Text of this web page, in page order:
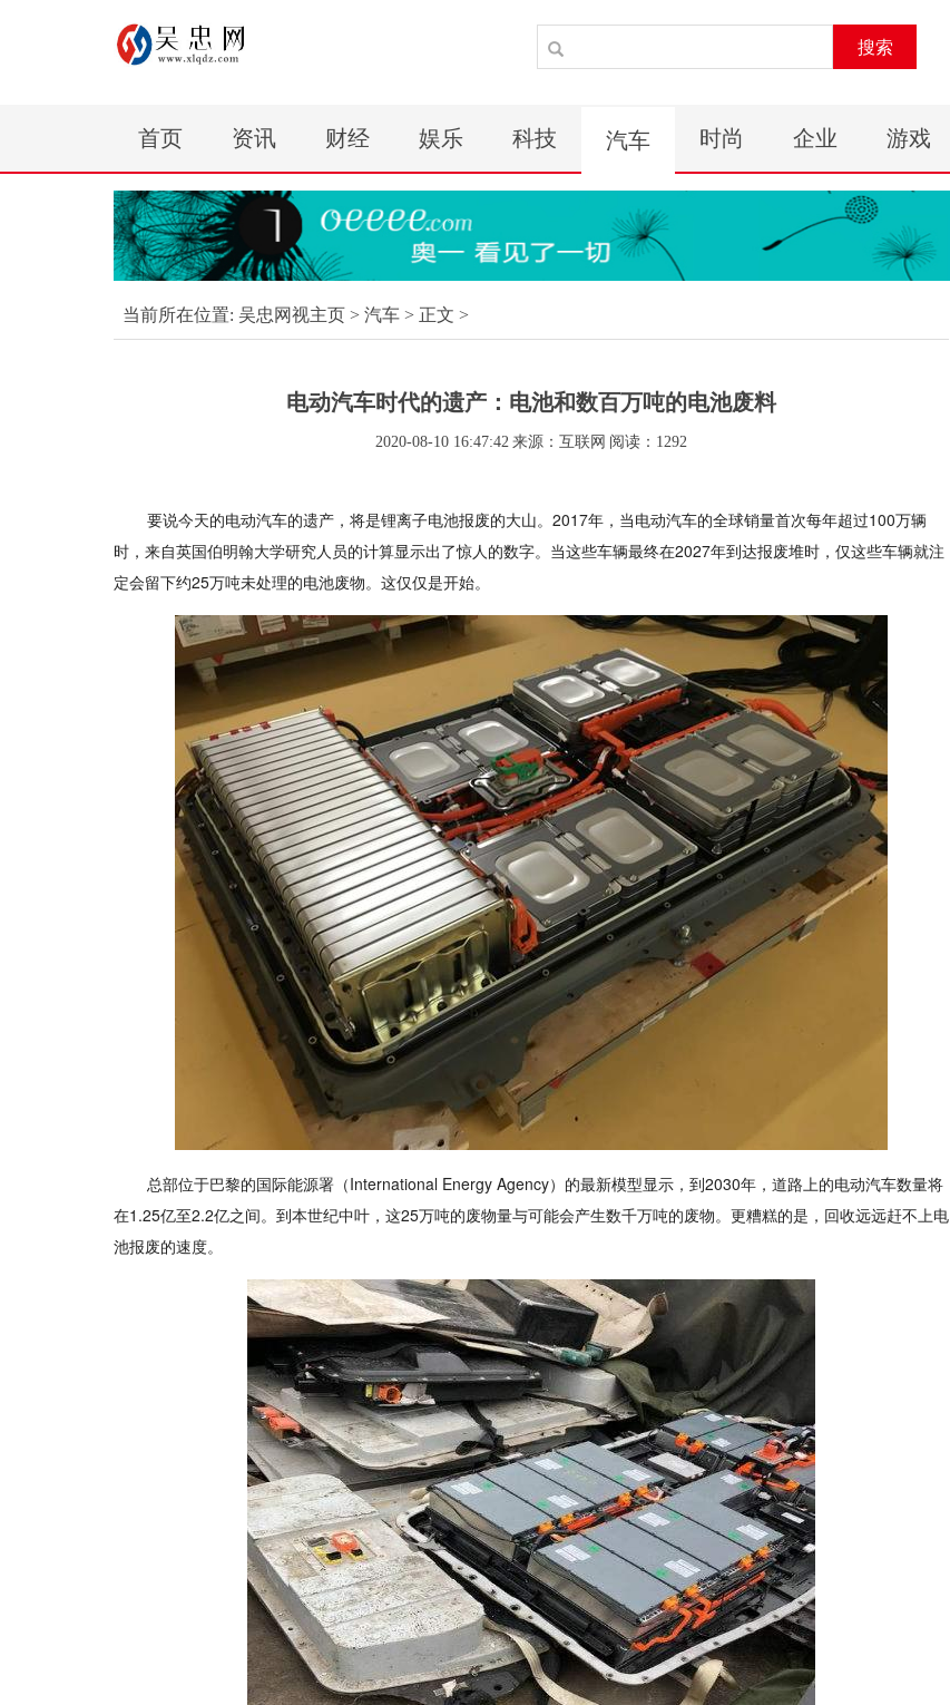
搜索
首页 资讯 财经 娱乐 科技 汽车 时尚 企业 游戏
当前所在位置: 吴忠网视主页 > 汽车 > 正文 >
电动汽车时代的遗产：电池和数百万吨的电池废料
2020-08-10 16:47:42 来源：互联网 阅读：1292
要说今天的电动汽车的遗产，将是锂离子电池报废的大山。2017年，当电动汽车的全球销量首次每年超过100万辆
时，来自英国伯明翰大学研究人员的计算显示出了惊人的数字。当这些车辆最终在2027年到达报废堆时，仅这些车辆就注
定会留下约25万吨未处理的电池废物。这仅仅是开始。
总部位于巴黎的国际能源署（International Energy Agency）的最新模型显示，到2030年，道路上的电动汽车数量将
在1.25亿至2.2亿之间。到本世纪中叶，这25万吨的废物量与可能会产生数千万吨的废物。更糟糕的是，回收远远赶不上电
池报废的速度。